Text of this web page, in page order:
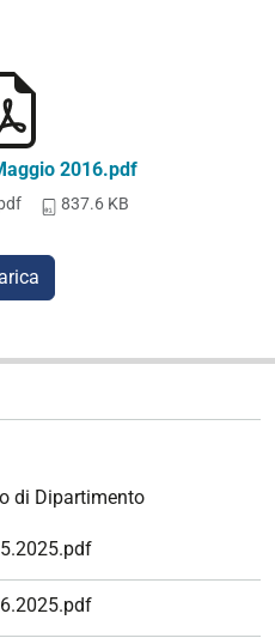
2016.pdf
837.6 KB
di Dipartimento